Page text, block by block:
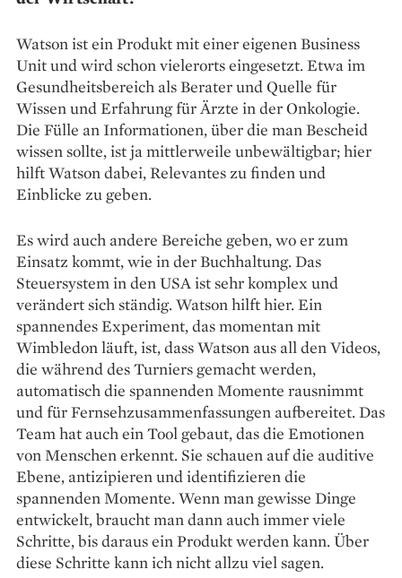
Watson ist ein Produkt mit einer eigenen Business
Unit und wird schon vielerorts eingesetzt. Etwa im
Gesundheitsbereich als Berater und Quelle für
Wissen und Erfahrung für Ärzte in der Onkologie.
Die Fülle an Informationen, über die man Bescheid
wissen sollte, ist ja mittlerweile unbewältigbar; hier
hilft Watson dabei, Relevantes zu finden und
Einblicke zu geben.
Es wird auch andere Bereiche geben, wo er zum
Einsatz kommt, wie in der Buchhaltung. Das
Steuersystem in den USA ist sehr komplex und
verändert sich ständig. Watson hilft hier. Ein
spannendes Experiment, das momentan mit
Wimbledon läuft, ist, dass Watson aus all den Videos,
die während des Turniers gemacht werden,
automatisch die spannenden Momente rausnimmt
und für Fernsehzusammenfassungen aufbereitet. Das
Team hat auch ein Tool gebaut, das die Emotionen
von Menschen erkennt. Sie schauen auf die auditive
Ebene, antizipieren und identifizieren die
spannenden Momente. Wenn man gewisse Dinge
entwickelt, braucht man dann auch immer viele
Schritte, bis daraus ein Produkt werden kann. Über
diese Schritte kann ich nicht allzu viel sagen.